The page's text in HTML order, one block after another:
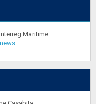
Maritime.